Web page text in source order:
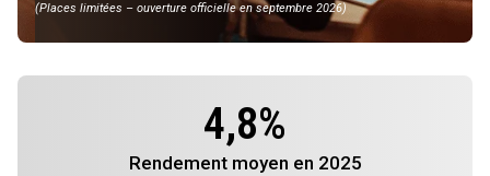
(Places limitées – ouverture officielle en septembre 2026)
4,8%
Rendement moyen en 2025